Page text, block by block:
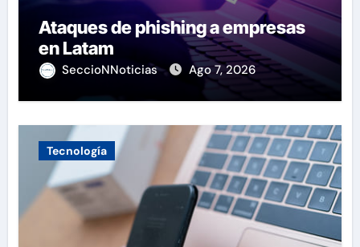
Ataques de phishing a empresas
en Latam
SeccioNNoticias Ago 7, 2026
Tecnología